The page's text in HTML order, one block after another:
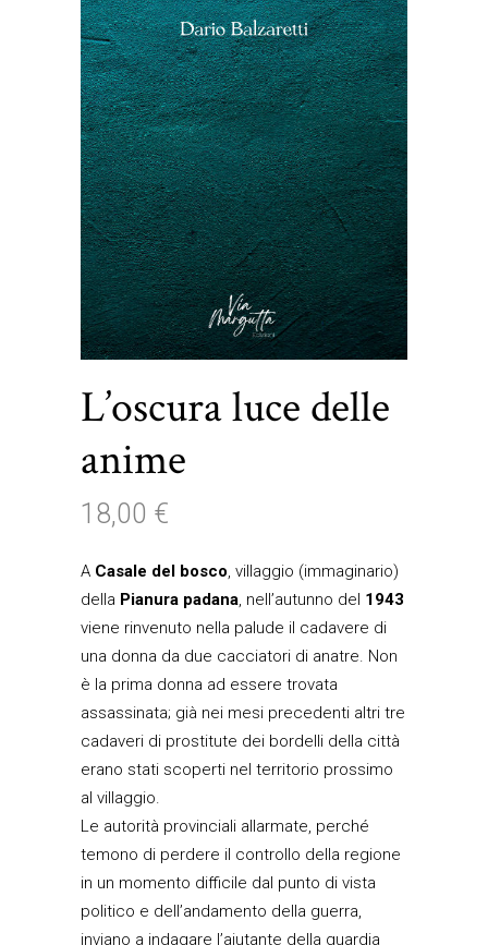
L’oscura luce delle
anime
18,00 €
A Casale del bosco, villaggio (immaginario)
della Pianura padana, nell’autunno del 1943
viene rinvenuto nella palude il cadavere di
una donna da due cacciatori di anatre. Non
è la prima donna ad essere trovata
assassinata; già nei mesi precedenti altri tre
cadaveri di prostitute dei bordelli della città
erano stati scoperti nel territorio prossimo
al villaggio.
Le autorità provinciali allarmate, perché
temono di perdere il controllo della regione
in un momento difficile dal punto di vista
politico e dell’andamento della guerra,
inviano a indagare l’aiutante della guardia